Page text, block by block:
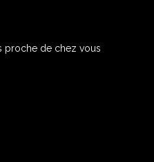
proche de chez vous